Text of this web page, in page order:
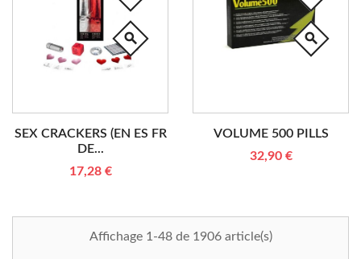
search
SEX CRACKERS (EN ES FR
DE...
17,28 €
search
VOLUME 500 PILLS
32,90 €
Affichage 1-48 de 1906 article(s)